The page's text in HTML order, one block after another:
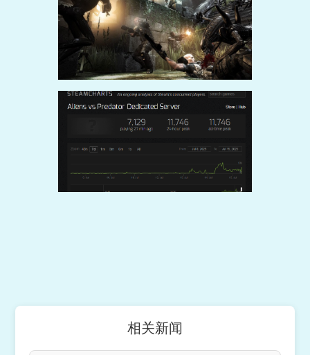
相关新闻